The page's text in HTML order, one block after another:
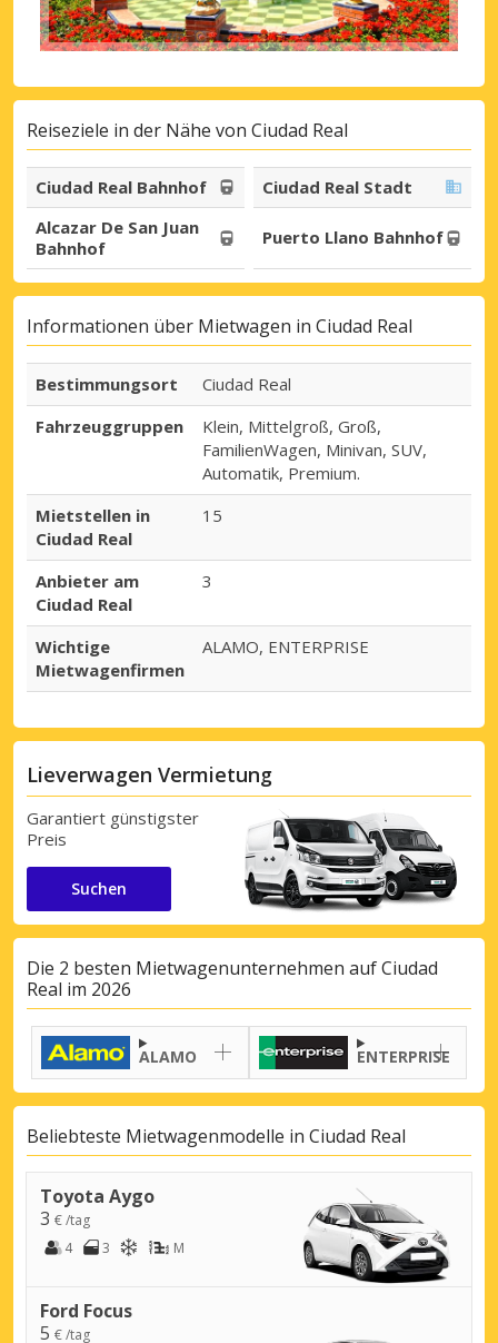
Reiseziele in der Nähe von Ciudad Real
Ciudad Real Bahnhof
Ciudad Real Stadt
Alcazar De San Juan
Bahnhof
Puerto Llano Bahnhof
Informationen über Mietwagen in Ciudad Real
Bestimmungsort
Ciudad Real
Fahrzeuggruppen
Klein, Mittelgroß, Groß,
FamilienWagen, Minivan, SUV,
Automatik, Premium.
Mietstellen in
Ciudad Real
15
Anbieter am
Ciudad Real
3
Wichtige
Mietwagenfirmen
ALAMO, ENTERPRISE
Lieverwagen Vermietung
Garantiert günstigster
Preis
Suchen
Die 2 besten Mietwagenunternehmen auf Ciudad
Real im 2026
ALAMO ENTERPRISE
Beliebteste Mietwagenmodelle in Ciudad Real
Toyota Aygo
3 € /tag
4
3 M
Ford Focus
5 € /tag